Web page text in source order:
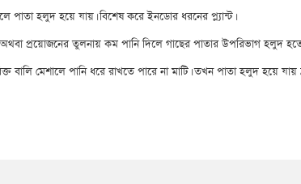
পাতা হলুদ হয়ে যায়। বিশেষ করে ইনডোর ধরনের প্ল্যান্ট।
অথবা প্রয়োজনের তুলনায় কম পানি দিলে গাছের পাতার উপরিভাগ হলুদ
বালি মেশালে পানি ধরে রাখতে পারে না মাটি। তখন পাতা হলুদ হয়ে যায়